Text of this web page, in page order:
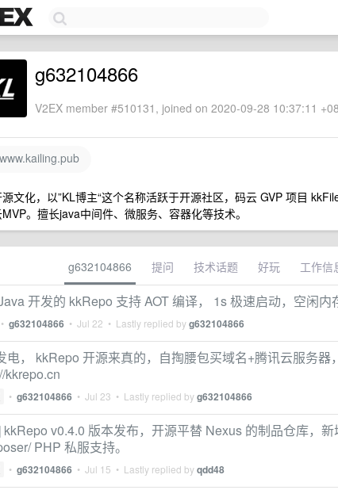
g632104866
V2EX member #510131, joined on 2020-09-28 10:37:11
www.kailing.pub
文化，以”KL博主“这个名称活跃于开源社区，码云 GVP 项目
。擅长java中间件、微服务、容器化等技术。
g632104866 提问 技术话题 好玩 工作信
开发的 kkRepo 支持 AOT 编译， 1s 极速启动，空闲内
• g632104866 • Jul 22 • Lastly replied byg632104866
电， kkRepo 开源来真的，自掏腰包买域名+腾讯云服务器
kkrepo.cn
• g632104866 • Jul 23 • Lastly replied byg632104866
kkRepo v0.4.0 版本发布，开源平替 Nexus 的制品仓库，
PHP 私服支持。
• g632104866 • Jul 15 • Lastly replied byqdd48